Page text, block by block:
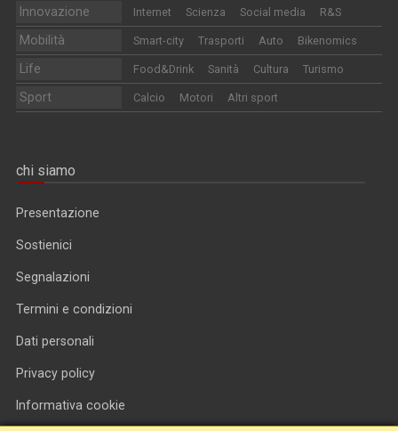
Innovazione Internet Scienza Social media R&S
Mobilità Smart-city Trasporti Auto Bikenomics
Life Food&Drink Sanità Cultura Turismo
Sport Calcio Motori Altri sport
chi siamo
Presentazione
Sostienici
Segnalazioni
Termini e condizioni
Dati personali
Privacy policy
Informativa cookie